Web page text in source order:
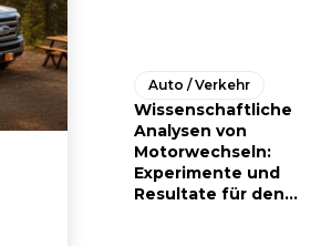
Auto / Verkehr
Wissenschaftliche
Analysen von
Motorwechseln:
Experimente und
Resultate für den...